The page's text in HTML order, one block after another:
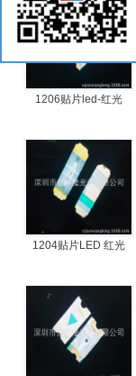
1206贴片led-红光
1204贴片LED 红光